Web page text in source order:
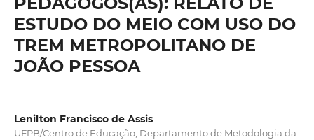
ESTUDO DO MEIO COM USO DO
TREM METROPOLITANO DE
JOÃO PESSOA
Lenilton Francisco de Assis
UFPB/Centro de Educação, Departamento de Metodologia da